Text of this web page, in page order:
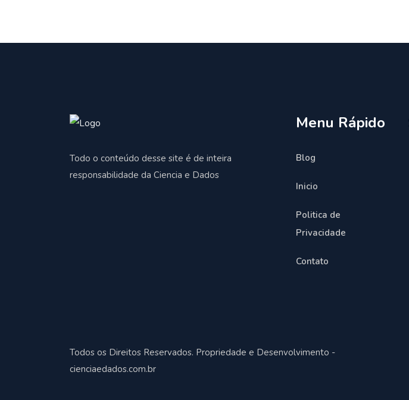
Todo o conteúdo desse site é de inteira
responsabilidade da Ciencia e Dados
Menu Rápido
Blog
Inicio
Politica de
Privacidade
Contato
Todos os Direitos Reservados. Propriedade e Desenvolvimento -
cienciaedados.com.br